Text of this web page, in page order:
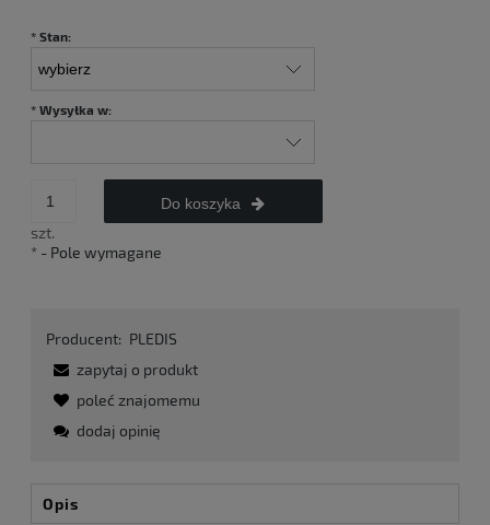
* Stan:
* Wysyłka w:
szt.
Do koszyka
* - Pole wymagane
Producent: PLEDIS
zapytaj o produkt
poleć znajomemu
dodaj opinię
Opis